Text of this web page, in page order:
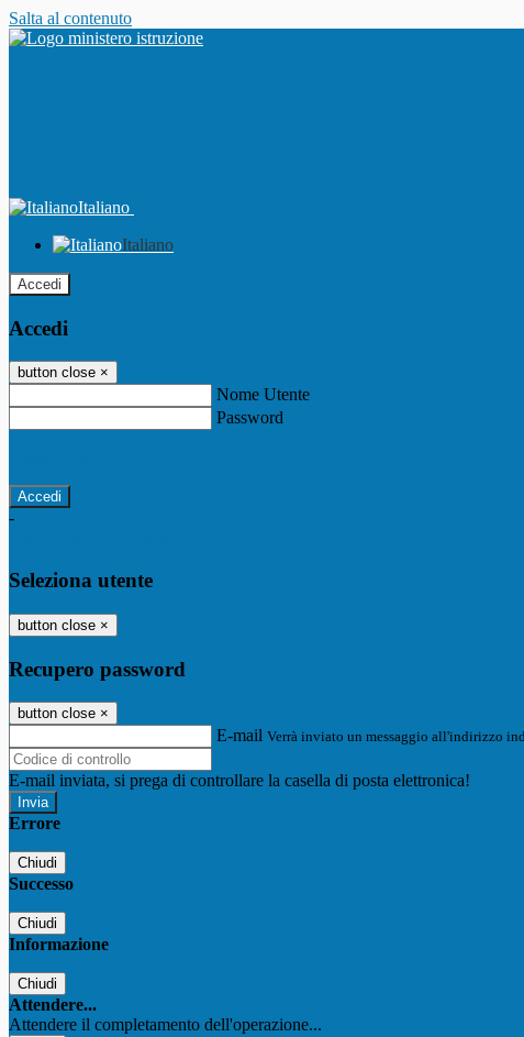
Salta al contenuto
Italiano
Italiano
Accedi
Accedi
button close ×
Nome Utente
Password
-
Seleziona utente
button close ×
Recupero password
button close ×
E-mail Verrà inviato un messaggio all'indirizzo
E-mail inviata, si prega di controllare la casella di posta elettronica!
Errore
Chiudi
Successo
Chiudi
Informazione
Chiudi
Attendere...
Attendere il completamento dell'operazione...